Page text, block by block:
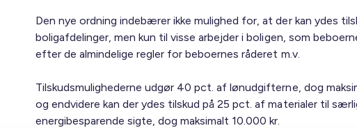
Den nye ordning indebærer ikke mulighed for, at der kan ydes
boligafdelinger, men kun til visse arbejder i boligen, som
efter de almindelige regler for beboernes råderet m.v.
Tilskudsmulighederne udgør 40 pct. af lønudgifterne, dog
og endvidere kan der ydes tilskud på 25 pct. af materialer til
energibesparende sigte, dog maksimalt 10.000 kr.